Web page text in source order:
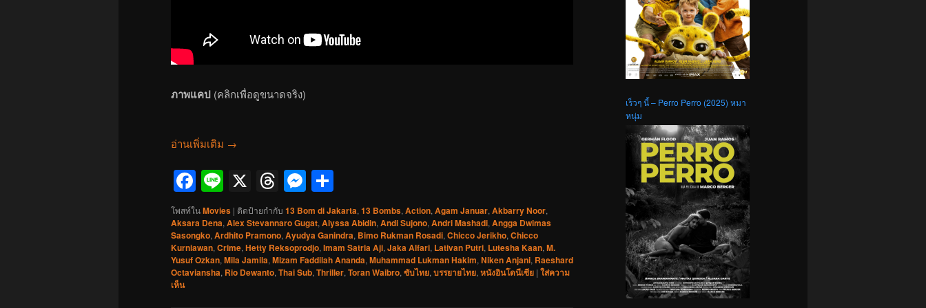
ภาพแคป (คลิกเพื่อดูขนาดจริง)
อ่านเพิ่มเติม →
Facebook
Line
X Threads
Messenger
โพสท์ในMovies | ติดป้ายกำกับ 13 Bom di Jakarta, 13 Bombs, Action, Agam Januar, Akbarry Noor,
Aksara Dena, Alex Stevannaro Gugat, Alyssa Abidin, Andi Sujono, Andri Mashadi, Angga Dwimas
Sasongko, Ardhito Pramono, Ayudya Ganindra, Bimo Rukman Rosadi, Chicco Jerikho, Chicco
Kurniawan, Crime, Hetty Reksoprodjo, Imam Satria Aji, Jaka Alfari, Lativan Putri, Lutesha Kaan, M.
Yusuf Ozkan, Mila Jamila, Mizam Faddilah Ananda, Muhammad Lukman Hakim, Niken Anjani, Raeshard
Octaviansha, Rio Dewanto, Thai Sub, Thriller, Toran Waibro, ซับไทย, บรรยายไทย, หนังอินโดนีเซีย | ใส่ความ
เห็น
เร็วๆ นี้ – Perro Perro (2025) หมา
หนุ่ม